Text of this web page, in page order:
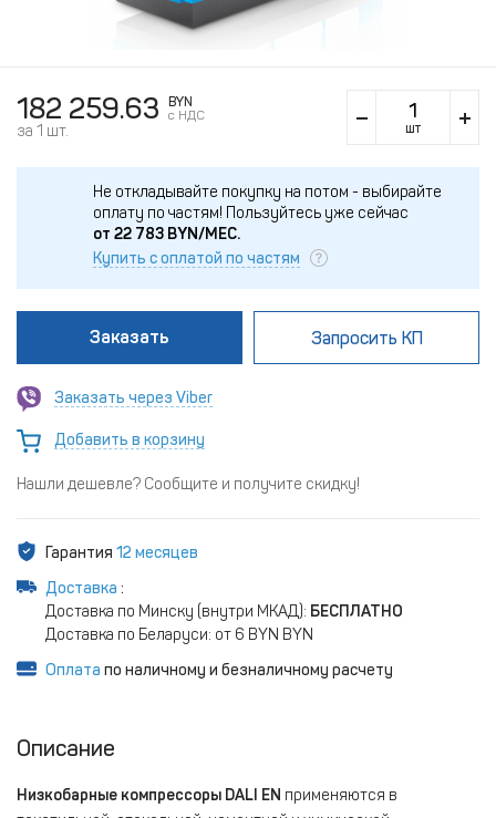
182 259.63
BYN
c НДС
за 1 шт. шт
Не откладывайте покупку на потом - выбирайте
оплату по частям! Пользуйтесь уже сейчас
от 22 783 BYN/МЕС.
Купить с оплатой по частям
Заказать Запросить КП
Заказать через Viber
Добавить в корзину
Нашли дешевле? Сообщите и получите скидку!
Гарантия 12 месяцев
Доставка :
Доставка по Минску (внутри МКАД): БЕСПЛАТНО
Доставка по Беларуси: от 6 BYN BYN
Оплата по наличному и безналичному расчету
Описание
Низкобарные компрессоры DALI EN применяются в